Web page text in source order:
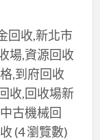
回收,新北市
場,資源回收
,到府回收
收,回收場新
古機械回
(4 瀏覽數)